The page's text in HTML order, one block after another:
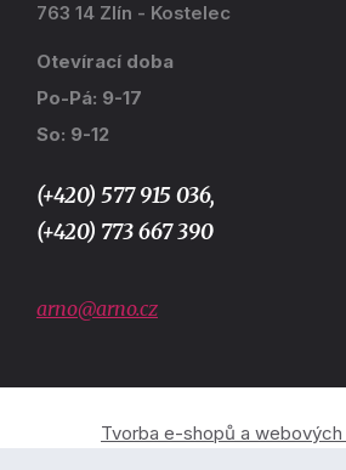
763 14 Zlín - Kostelec
Otevírací doba
Po-Pá: 9-17
So: 9-12
(+420) 577 915 036,
(+420) 773 667 390
arno@arno.cz
Tvorba e-shopů a webových